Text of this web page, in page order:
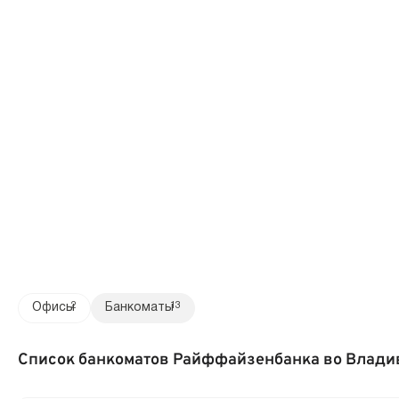
Офисы2 Банкоматы13
Список банкоматов Райффайзенбанка во